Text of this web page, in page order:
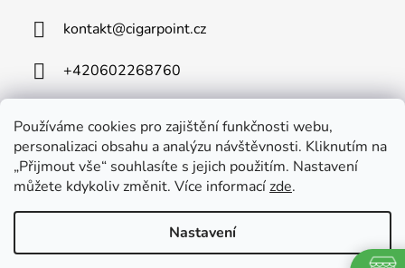
Používáme cookies pro zajištění funkčnosti webu,
personalizaci obsahu a analýzu návštěvnosti. Kliknutím na
„Přijmout vše“ souhlasíte s jejich použitím. Nastavení
můžete kdykoliv změnit. Více informacízde.
Nastavení
kontakt@cigarpoint.cz
+420602268760
Cigar Point
. Všechna práva vyhrazena.
Upravit nastavení cookies